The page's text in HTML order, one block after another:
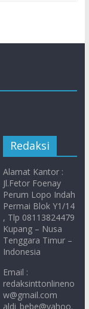
Redaksi
Alamat Kantor :
Jl.Fetor Foenay
Perum Lopo Indah
Permai Blok Y1/14
, Tlp 08113824479
Kupang – Nusa
Tenggara Timur –
Indonesia
Email :
redaksinttonlineno
w@gmail.com
aldi_bebe@yahoo.